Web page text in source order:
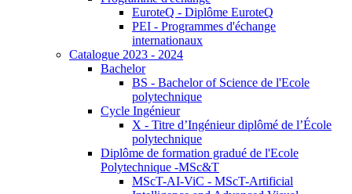
EuroteQ - Diplôme EuroteQ
PEI - Programmes d'échange
internationaux
Catalogue 2023 - 2024
Bachelor
BS - Bachelor of Science de l'Ecole
polytechnique
Cycle Ingénieur
X - Titre d’Ingénieur diplômé de l’École
polytechnique
Diplôme de formation gradué de l'Ecole
Polytechnique -MSc&T
MScT-AI-ViC - MScT-Artificial